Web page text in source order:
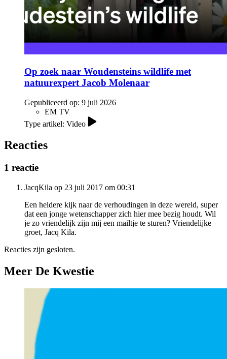
Op zoek naar Woudensteins wildlife met
natuurexpert Jacob Molenaar
Gepubliceerd op: 9 juli 2026
EM TV
Type artikel: Video
Reacties
1 reactie
JacqKila op 23 juli 2017 om 00:31
Een heldere kijk naar de verhoudingen in deze wereld, super
dat een jonge wetenschapper zich hier mee bezig houdt. Wil
je zo vriendelijk zijn mij een mailtje te sturen? Vriendelijke
groet, Jacq Kila.
Reacties zijn gesloten.
Meer De Kwestie